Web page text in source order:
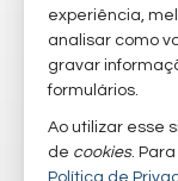
experiência,
analisar como
gravar
formulários.
Ao utilizar esse
de cookies.
Política de